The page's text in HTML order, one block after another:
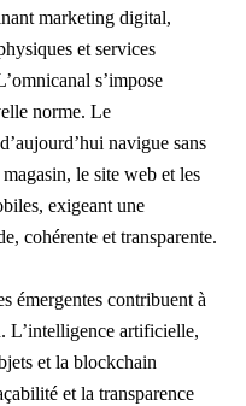
marketing digital,
et services
s’impose
norme. Le
navigue sans
le site web et les
exigeant une
cohérente et transparente.
émergentes contribuent à
L’intelligence artificielle,
et la blockchain
et la transparence